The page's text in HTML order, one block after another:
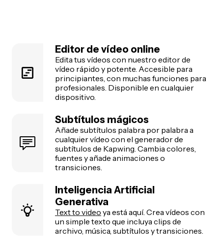
Editor de vídeo online
Edita tus vídeos con nuestro editor de
vídeo rápido y potente. Accesible para
principiantes, con muchas funciones para
profesionales. Disponible en cualquier
dispositivo.
Subtítulos mágicos
Añade subtítulos palabra por palabra a
cualquier vídeo con el generador de
subtítulos de Kapwing. Cambia colores,
fuentes y añade animaciones o
transiciones.
Inteligencia Artificial
Generativa
Text to video ya está aquí. Crea vídeos con
un simple texto que incluya clips de
archivo, música, subtítulos y transiciones.